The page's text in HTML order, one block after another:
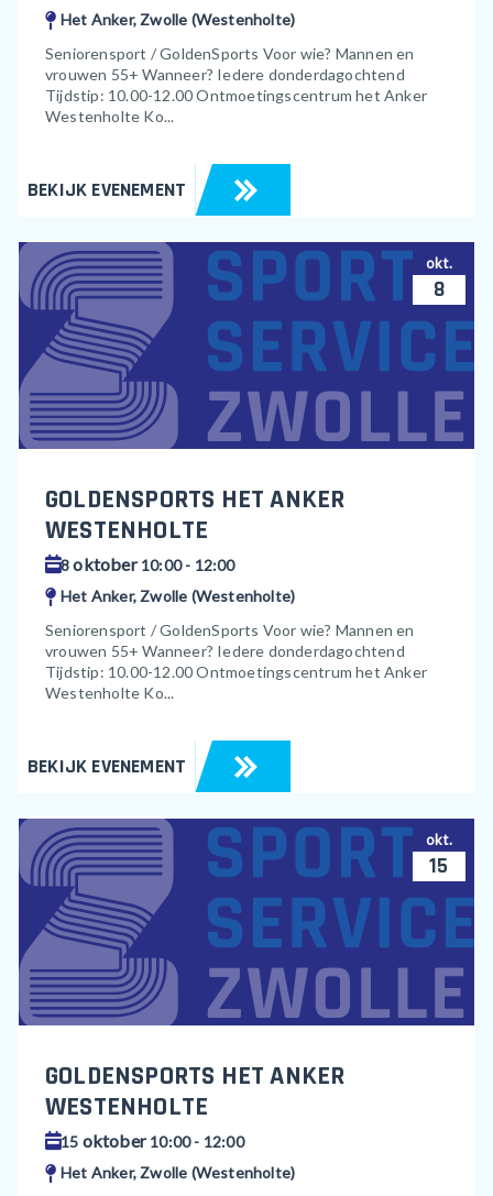
Het Anker, Zwolle (Westenholte)
Seniorensport / GoldenSports Voor wie? Mannen en
vrouwen 55+ Wanneer? Iedere donderdagochtend
Tijdstip: 10.00-12.00 Ontmoetingscentrum het Anker
Westenholte Ko...
BEKIJK EVENEMENT
okt.
8
GOLDENSPORTS HET ANKER
WESTENHOLTE
8oktober10:00 - 12:00
Het Anker, Zwolle (Westenholte)
Seniorensport / GoldenSports Voor wie? Mannen en
vrouwen 55+ Wanneer? Iedere donderdagochtend
Tijdstip: 10.00-12.00 Ontmoetingscentrum het Anker
Westenholte Ko...
BEKIJK EVENEMENT
okt.
15
GOLDENSPORTS HET ANKER
WESTENHOLTE
15 oktober10:00 - 12:00
Het Anker, Zwolle (Westenholte)